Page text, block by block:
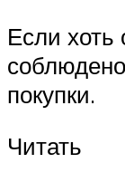
Если хоть
покупки.
Читать